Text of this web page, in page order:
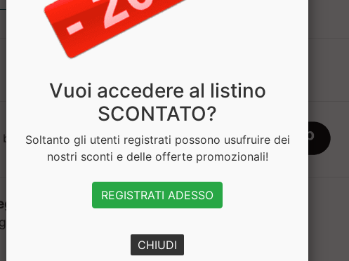
bisogno di aiuto? Chatta con noi
Vuoi accedere al listino
SCONTATO?
Soltanto gli utenti registrati possono usufruire dei
nostri sconti e delle offerte promozionali!
REGISTRATI ADESSO
CHIUDI